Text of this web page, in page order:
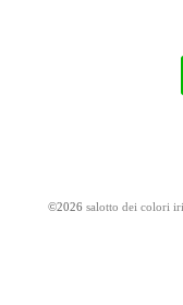
©2026 salotto dei colori